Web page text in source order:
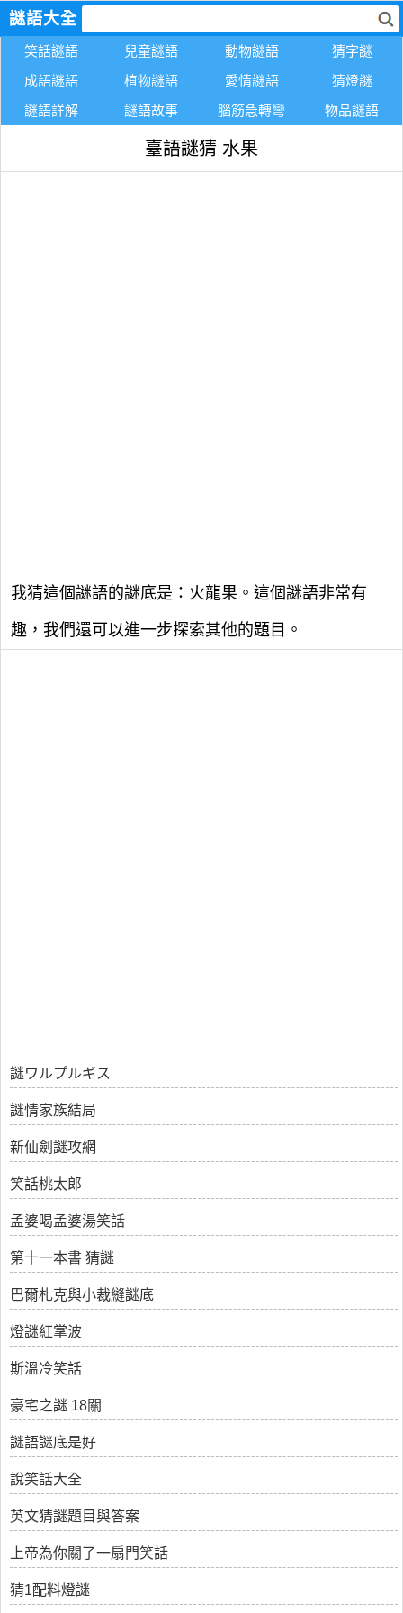
謎語大全
笑話謎語 兒童謎語 動物謎語
猜字謎
成語謎語
植物謎語 愛情謎語
猜燈謎
謎語詳解
謎語故事 腦筋急轉彎 物品謎語
臺語謎猜 水果
我猜這個謎語的謎底是：火龍果。這個謎語非常有
趣，我們還可以進一步探索其他的題目。
謎ワルプルギス
謎情家族結局
新仙劍謎攻網
笑話桃太郎
孟婆喝孟婆湯笑話
第十一本書 猜謎
巴爾札克與小裁縫謎底
燈謎紅掌波
斯溫冷笑話
豪宅之謎 18關
謎語謎底是好
說笑話大全
英文猜謎題目與答案
上帝為你關了一扇門笑話
猜1配料燈謎